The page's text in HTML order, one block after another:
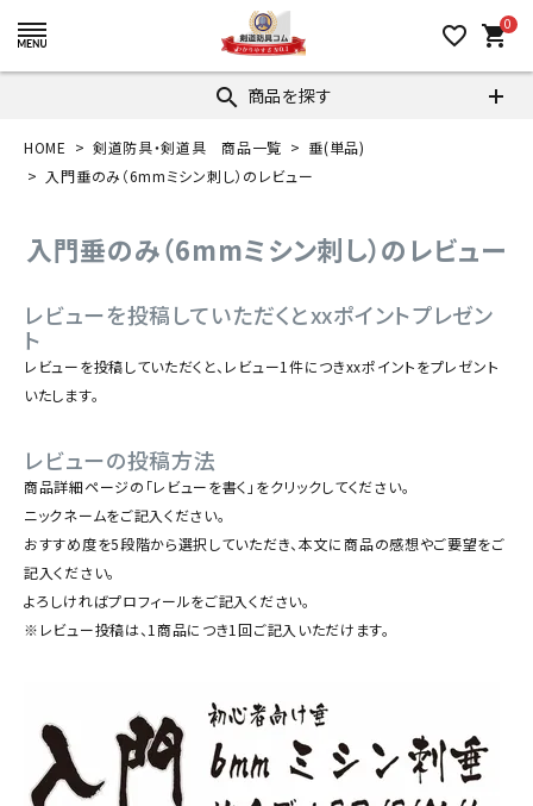
favorite_border 0
shopping_cart
search 商品を探す
HOME 剣道防具・剣道具 商品一覧
垂(単品)
入門垂のみ（6mmミシン刺し）のレビュー
入門垂のみ（6mmミシン刺し）のレビュー
レビューを投稿していただくとxxポイントプレゼン
ト
レビューを投稿していただくと、レビュー1件につきxxポイントをプレゼント
いたします。
レビューの投稿方法
商品詳細ページの「レビューを書く」をクリックしてください。
ニックネームをご記入ください。
おすすめ度を5段階から選択していただき、本文に商品の感想やご要望をご
記入ください。
よろしければプロフィールをご記入ください。
※レビュー投稿は、1商品につき1回ご記入いただけます。